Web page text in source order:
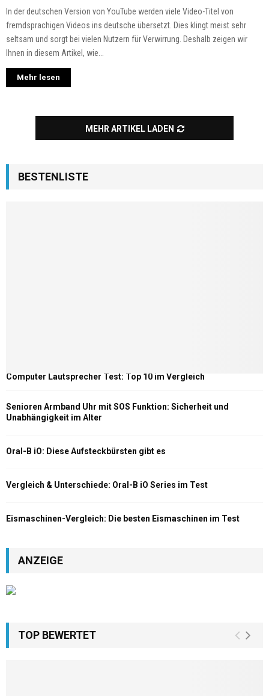
In der deutschen Version von YouTube werden viele Video-Titel von
fremdsprachigen Videos ins deutsche übersetzt. Dies klingt meist sehr
seltsam und sorgt bei vielen Nutzern für Verwirrung. Deshalb zeigen wir
Ihnen in diesem Artikel, wie...
Mehr lesen
MEHR ARTIKEL LADEN
BESTENLISTE
Computer Lautsprecher Test: Top 10 im Vergleich
Senioren Armband Uhr mit SOS Funktion: Sicherheit und
Unabhängigkeit im Alter
Oral-B iO: Diese Aufsteckbürsten gibt es
Vergleich & Unterschiede: Oral-B iO Series im Test
Eismaschinen-Vergleich: Die besten Eismaschinen im Test
ANZEIGE
TOP BEWERTET